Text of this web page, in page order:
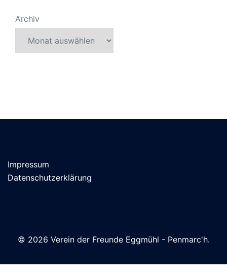
Archiv
Impressum
Datenschutzerklärung
© 2026 Verein der Freunde Eggmühl - Penmarc'h.